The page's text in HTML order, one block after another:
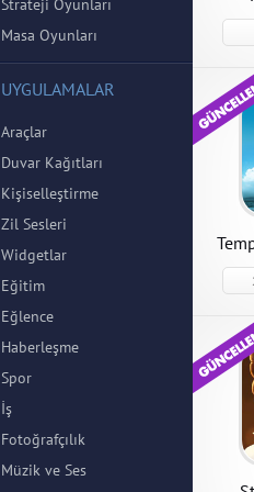
Strateji Oyunları
Masa Oyunları
UYGULAMALAR
Araçlar
Duvar Kağıtları
Kişiselleştirme
Zil Sesleri
Widgetlar
Eğitim
Eğlence
Haberleşme
Spor
İş
Fotoğrafçılık
Müzik ve Ses